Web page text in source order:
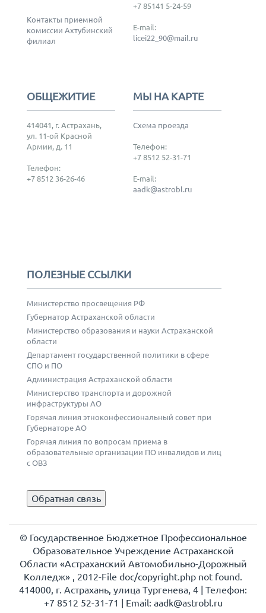
Контакты приемной
комиссии Ахтубинский
филиал
+7 85141 5-24-59
E-mail:
licei22_90@mail.ru
ОБЩЕЖИТИЕ
414041, г. Астрахань,
ул. 11-ой Красной
Армии, д. 11
Телефон:
+7 8512 36-26-46
МЫ НА КАРТЕ
Схема проезда
Телефон:
+7 8512 52-31-71
E-mail:
aadk@astrobl.ru
ПОЛЕЗНЫЕ ССЫЛКИ
Министерство просвещения РФ
Губернатор Астраханской области
Министерство образования и науки Астраханской
области
Департамент государственной политики в сфере
СПО и ПО
Администрация Астраханской области
Министерство транспорта и дорожной
инфраструктуры АО
Горячая линия этноконфессиональный совет при
Губернаторе АО
Горячая линия по вопросам приема в
образовательные организации ПО инвалидов и лиц
с ОВЗ
Обратная связь
© Государственное Бюджетное Профессиональное
Образовательное Учреждение Астраханской
Области «Астраханский Автомобильно-Дорожный
Колледж» , 2012-File doc/copyright.php not found.
414000, г. Астрахань, улица Тургенева, 4 | Телефон:
+7 8512 52-31-71 | Еmail: aadk@astrobl.ru